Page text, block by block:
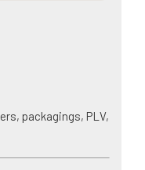
packagings, PLV,